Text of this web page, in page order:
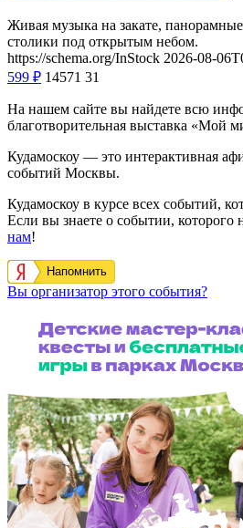
Живая музыка на закате,
столики под открытым небом.
https://schema.org/InStock 2026-08-
599 ₽ 14571 31
На нашем сайте вы найдете всю
благотворительная выставка «Мой
Кудамоскоу — это интерактивная
событий Москвы.
Кудамоскоу в курсе всех событий,
Если вы знаете о событии, которого
нам!
Напомнить
Вы организатор этого события?